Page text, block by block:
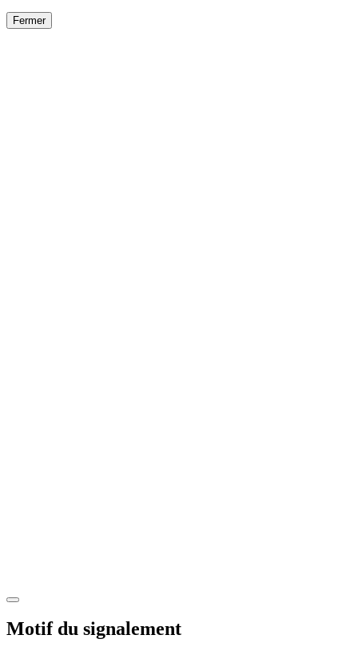
Fermer
Motif du signalement